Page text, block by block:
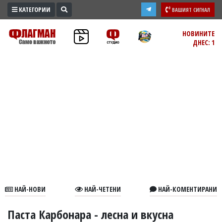
ПРОМО
ЗОНА
В
КАТЕГОРИИ ВАШИЯТ СИГНАЛ
НОВИНИТЕ
ДНЕС: 1
НАЙ-НОВИ НАЙ-ЧЕТЕНИ НАЙ-КОМЕНТИРАНИ
Паста Карбонара - лесна и вкусна